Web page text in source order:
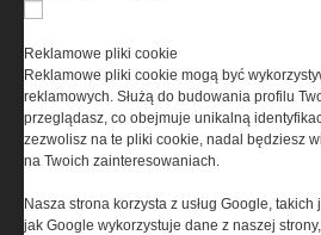
przez Grupa MEDIUM Spółka z
odpowiedzialnością Spółka
0000537655, NIP 1132860378,
(zwana dalej Grupa MEDIUM) w
Reklamowe pliki cookie
Reklamowe pliki cookie mogą być
reklamowych. Służą do budowania profilu
przeglądasz, co obejmuje unikalną
zezwolisz na te pliki cookie, nadal będziesz
na Twoich zainteresowaniach.
Nasza strona korzysta z usług Google,
jak Google wykorzystuje dane z naszej